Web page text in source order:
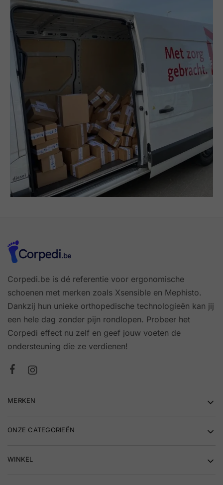
Corpedi.be is dé referentie voor ergonomische
schoenen met merken zoals Xsensible en Mephisto.
Dankzij hun unieke orthopedische technologieën kan jij
een hele dag zonder pijn rondlopen. Probeer het
Corpedi effect nu zelf en geef jouw voeten de
ondersteuning die ze verdienen!
MERKEN
ONZE CATEGORIEËN
WINKEL